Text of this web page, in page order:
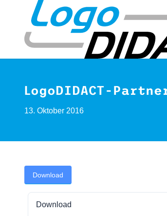
LogoDIDACT-
13. Oktober 2016
Download
Download